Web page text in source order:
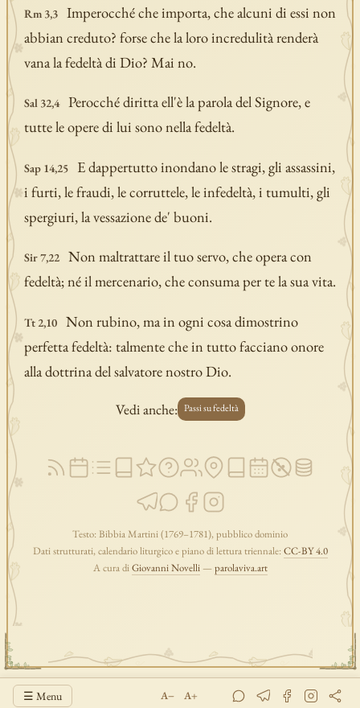
Rm 3,3
Imperocché che importa, che alcuni di essi non
abbian creduto? forse che la loro incredulità renderà
vana la fedeltà di Dio? Mai no.
Sal 32,4
Perocché diritta ell'è la parola del Signore, e
tutte le opere di lui sono nella fedeltà.
Sap 14,25
E dappertutto inondano le stragi, gli assassini,
i furti, le fraudi, le corruttele, le infedeltà, i tumulti, gli
spergiuri, la vessazione de' buoni.
Sir 7,22
Non maltrattare il tuo servo, che opera con
fedeltà; né il mercenario, che consuma per te la sua vita.
Tt 2,10
Non rubino, ma in ogni cosa dimostrino
perfetta fedeltà: talmente che in tutto facciano onore
alla dottrina del salvatore nostro Dio.
Vedi anche: Passi su fedeltà
Testo: Bibbia Martini (1769–1781), pubblico dominio
Dati strutturati, calendario liturgico e piano di lettura triennale: CC-BY 4.0
A cura diGiovanni Novelli—parolaviva.art
☰ Menu A− A+